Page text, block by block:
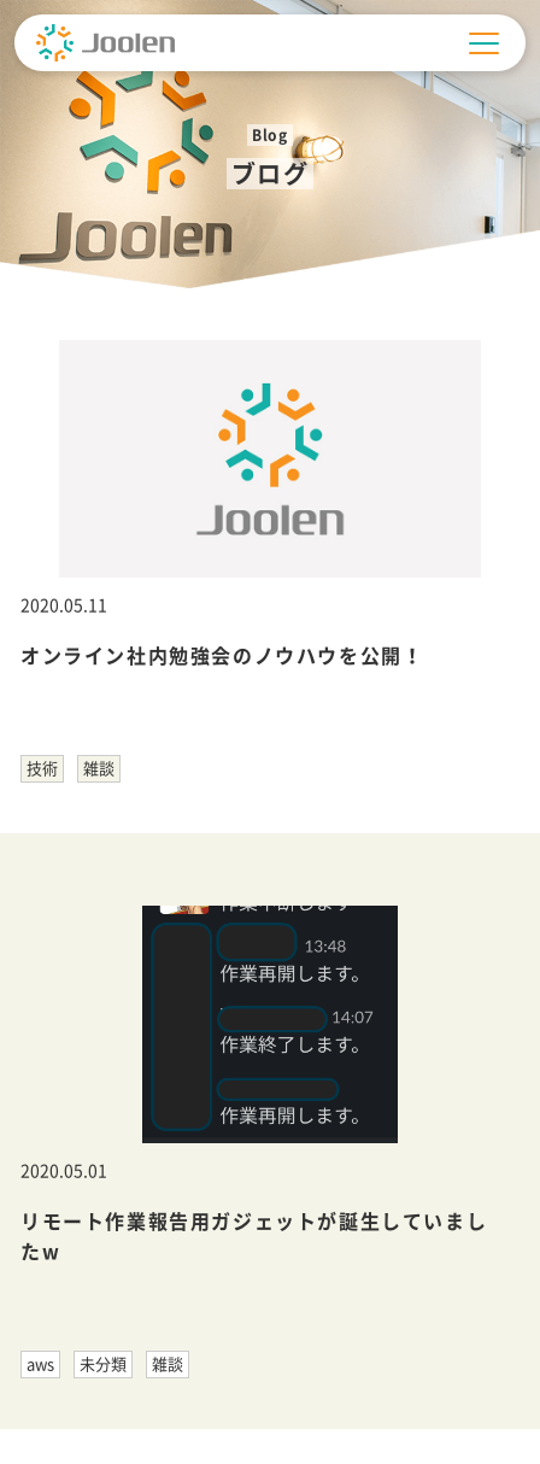
content
Blog
ブログ
2020.05.11
オンライン社内勉強会のノウハウを公開！
技術 雑談
2020.05.01
リモート作業報告用ガジェットが誕生していまし
たw
aws 未分類 雑談